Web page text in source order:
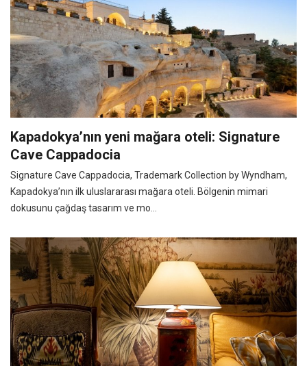
Kapadokya’nın yeni mağara oteli: Signature
Cave Cappadocia
Signature Cave Cappadocia, Trademark Collection by Wyndham,
Kapadokya’nın ilk uluslararası mağara oteli. Bölgenin mimari
dokusunu çağdaş tasarım ve mo...